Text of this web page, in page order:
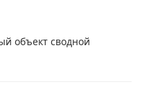
объект сводной